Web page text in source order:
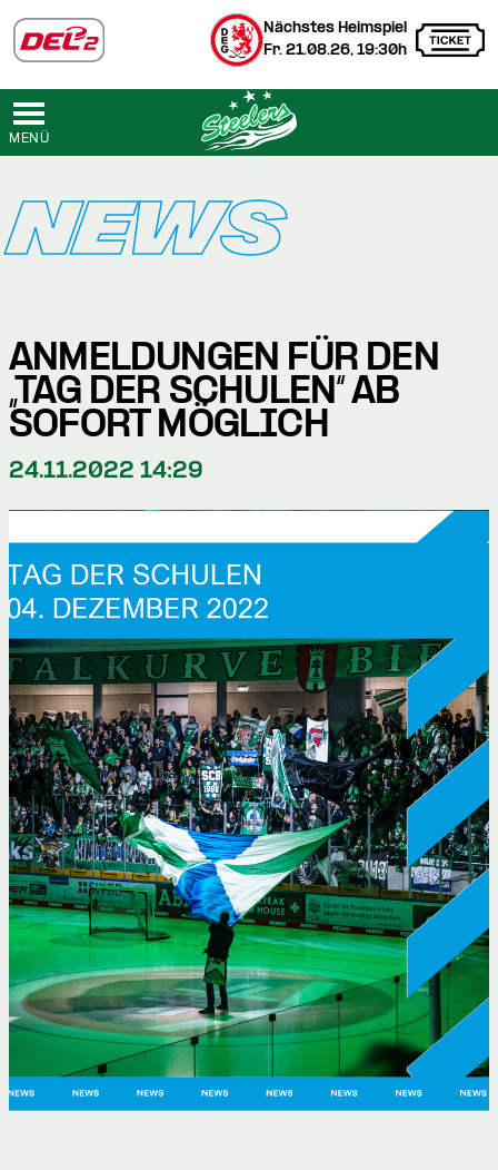
Nächstes Heimspiel
Fr. 21.08.26, 19:30h
MENÜ
NEWS
ANMELDUNGEN FÜR DEN
„TAG DER SCHULEN“ AB
SOFORT MÖGLICH
24.11.2022 14:29